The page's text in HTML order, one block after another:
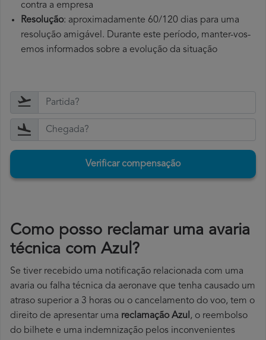
contra a empresa
Resolução: aproximadamente 60/120 dias para uma
resolução amigável. Durante este período, manter-vos-
emos informados sobre a evolução da situação
Verificar compensação
Como posso reclamar uma avaria
técnica com Azul?
Se tiver recebido uma notificação relacionada com uma
avaria ou falha técnica da aeronave que tenha causado um
atraso superior a 3 horas ou o cancelamento do voo, tem o
direito de apresentar uma reclamação Azul, o reembolso
do bilhete e uma indemnização pelos inconvenientes